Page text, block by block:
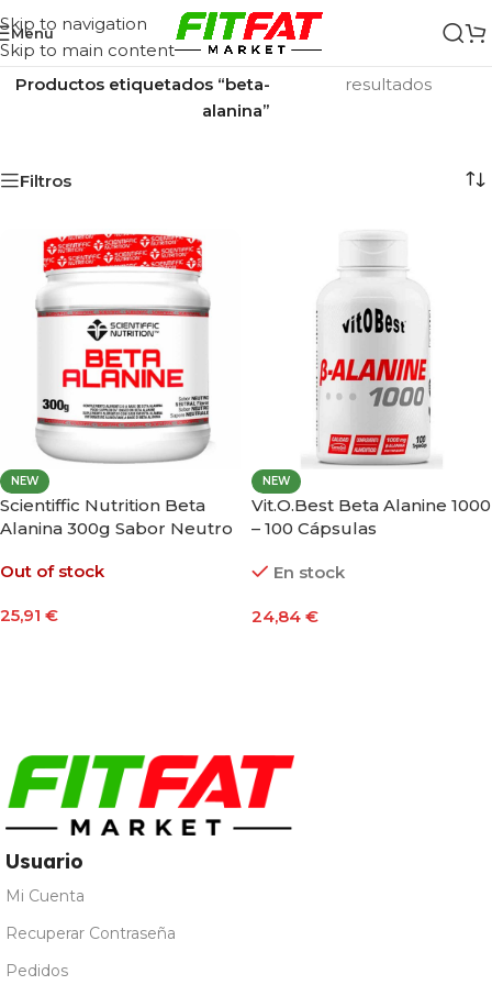
Skip to navigation
Skip to main content
Menu
Inicio/
Productos etiquetados “beta-
alanina”
resultados
Filtros
NEW
Scientiffic Nutrition Beta
Alanina 300g Sabor Neutro
Out of stock
25,91 €
NEW
Vit.O.Best Beta Alanine 1000
– 100 Cápsulas
En stock
24,84 €
Usuario
Mi Cuenta
Recuperar Contraseña
Pedidos